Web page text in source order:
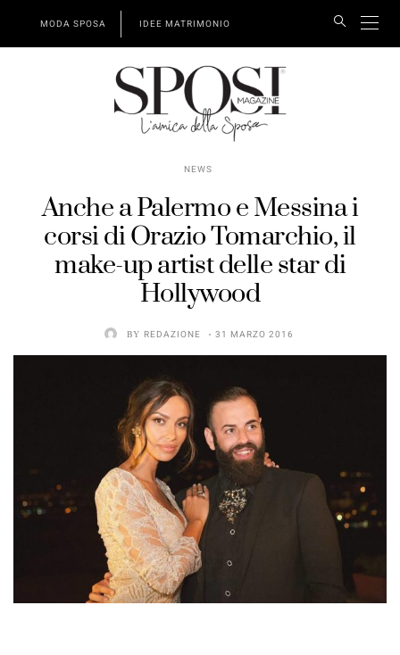
MODA SPOSA IDEE MATRIMONIO
NEWS
Anche a Palermo e Messina i
corsi di Orazio Tomarchio, il
make-up artist delle star di
Hollywood
BY REDAZIONE 31 MARZO 2016